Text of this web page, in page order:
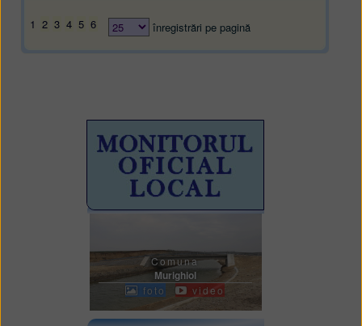
1 2 3 4 5 6 înregistrări pe pagină
Comuna
Murighiol
foto video